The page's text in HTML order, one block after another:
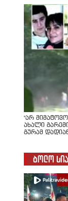
"არ
ახალი
გურამ
ბოლო